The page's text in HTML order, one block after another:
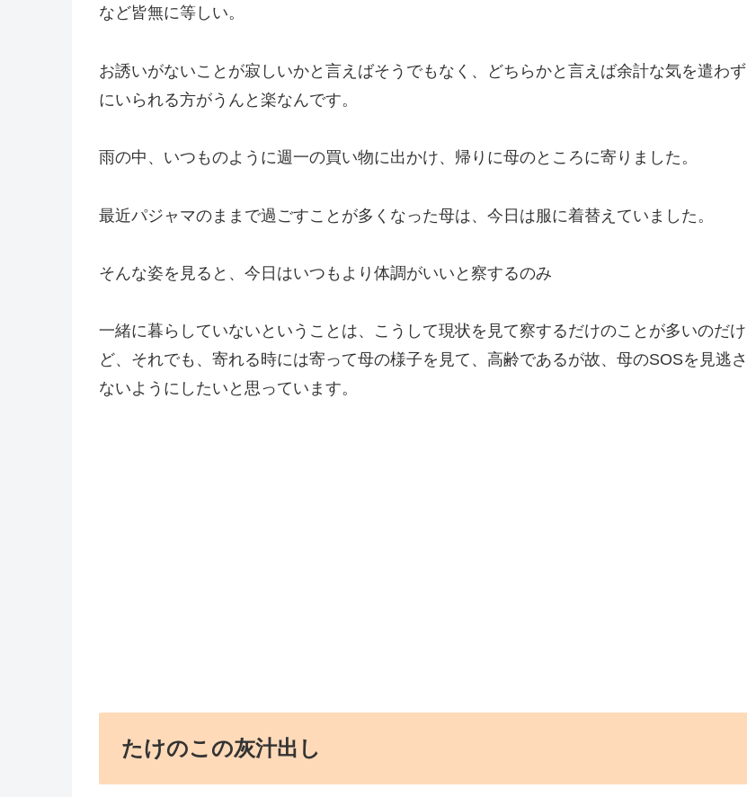
など皆無に等しい。
お誘いがないことが寂しいかと言えばそうでもなく、どちらかと言えば余計な気を遣わず
にいられる方がうんと楽なんです。
雨の中、いつものように週一の買い物に出かけ、帰りに母のところに寄りました。
最近パジャマのままで過ごすことが多くなった母は、今日は服に着替えていました。
そんな姿を見ると、今日はいつもより体調がいいと察するのみ
一緒に暮らしていないということは、こうして現状を見て察するだけのことが多いのだけ
ど、それでも、寄れる時には寄って母の様子を見て、高齢であるが故、母のSOSを見逃さ
ないようにしたいと思っています。
たけのこの灰汁出し